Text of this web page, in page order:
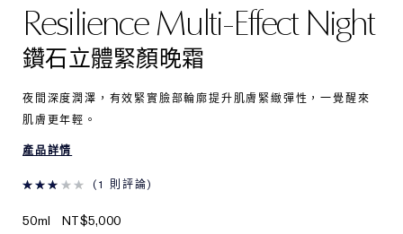
Resilience Multi-Effect Night
鑽石立體緊顏晚霜
夜間深度潤澤，有效緊實臉部輪廓提升肌膚緊緻彈性，一覺醒來
肌膚更年輕。
產品詳情
1 則評論
50ml NT$5,000